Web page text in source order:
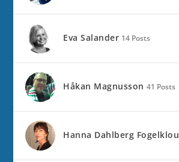
Eva Salander 14 Posts
Håkan Magnusson 41 Posts
Hanna Dahlberg Fogelklou